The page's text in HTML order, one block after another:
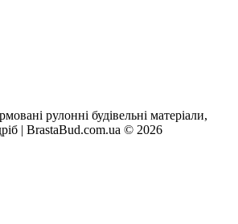
рулонні будівельні матеріали,
| BrastaBud.com.ua © 2026